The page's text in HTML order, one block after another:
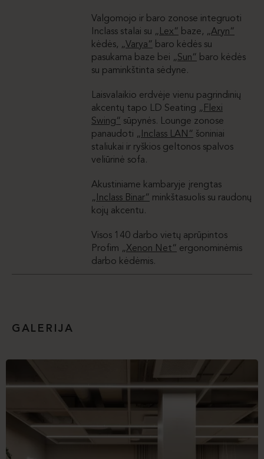
Valgomojo ir baro zonose integruoti
Inclass stalai su „Lex“ baze, „Aryn“
kėdės, „Varya“ baro kėdės su
pasukama baze bei „Sun“ baro kėdės
su paminkštinta sėdyne.
Laisvalaikio erdvėje vienu pagrindinių
akcentų tapo LD Seating „Flexi
Swing“ sūpynės. Lounge zonose
panaudoti „Inclass LAN“ šoniniai
staliukai ir ryškios geltonos spalvos
veliūrinė sofa.
Akustiniame kambaryje įrengtas
„Inclass Binar“ minkštasuolis su raudonų
kojų akcentu.
Visos 140 darbo vietų aprūpintos
Profim „Xenon Net“ ergonominėmis
darbo kėdėmis.
GALERIJA